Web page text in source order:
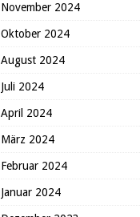
November 2024
Oktober 2024
August 2024
Juli 2024
April 2024
März 2024
Februar 2024
Januar 2024